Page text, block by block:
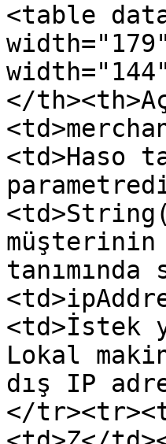
<table
</
<td>Haso
<td>İstek
Lokal
dış IP
</